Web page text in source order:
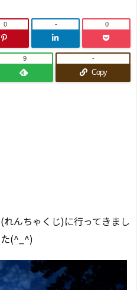
0 - 0
9
Copy
-
んちゃくじ)に行ってきまし
(^_^)